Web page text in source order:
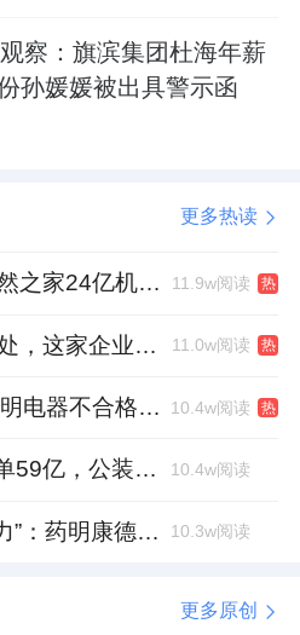
动格局。对于华立股份
，才刚刚走到考验最严
察：旗滨集团杜海年薪
孙媛媛被出具警示函
更多热读
家居卖场首单！居然之家24亿机构间REITs获深交所无异议函 11.9w阅读 热
藏在家居供应链深处，这家企业正在悄悄转型 11.0w阅读 热
重庆抽检44批次照明电器不合格，木林森全资子公司被点名 10.4w阅读 热
金螳螂二季度新签单59亿，公装业务贡献逾八成 10.4w阅读
从“市梦率”到“硬实力”：药明康德如何用业绩填平2021年估值鸿沟？ 10.3w阅读
更多原创